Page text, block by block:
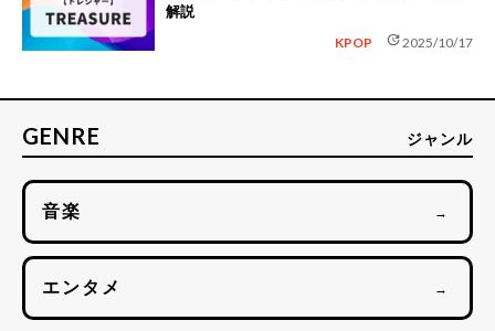
解説
KPOP update2025/10/17
GENRE ジャンル
音楽 →
エンタメ →